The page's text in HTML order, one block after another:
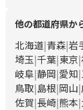
他の都道府県か
北海道 青森 岩
埼玉 千葉 東京
岐阜 静岡 愛知
鳥取 島根 岡山
佐賀 長崎 熊本